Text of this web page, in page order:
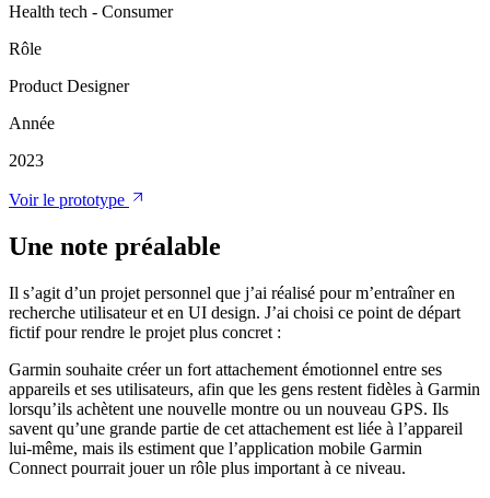
Health tech - Consumer
Rôle
Product Designer
Année
2023
Voir le prototype
Une note préalable
Il s’agit d’un projet personnel que j’ai réalisé pour m’entraîner en
recherche utilisateur et en UI design. J’ai choisi ce point de départ
fictif pour rendre le projet plus concret :
Garmin souhaite créer un fort attachement émotionnel entre ses
appareils et ses utilisateurs, afin que les gens restent fidèles à Garmin
lorsqu’ils achètent une nouvelle montre ou un nouveau GPS. Ils
savent qu’une grande partie de cet attachement est liée à l’appareil
lui-même, mais ils estiment que l’application mobile Garmin
Connect pourrait jouer un rôle plus important à ce niveau.